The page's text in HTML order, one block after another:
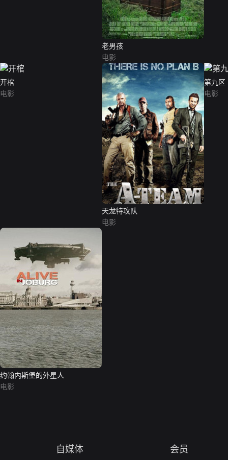
老男孩
电影
开棺
电影
天龙特攻队
电影
第九区
电影
约翰内斯堡的外星人
电影
自媒体 会员